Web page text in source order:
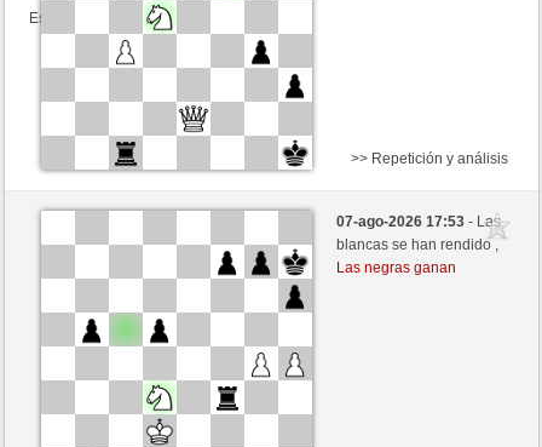
Esta partida es por puntos
Blancas
Marlene55 (1190) (+21)
Tiempo: 12 minutes/side + 0 seconds/move
Esta partida es por puntos
>> Repetición y análisis
07-ago-2026 17:53- Las
blancas se han rendido ,
Las negras ganan